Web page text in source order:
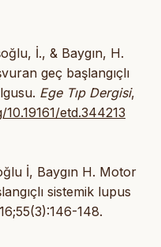
İ., & Baygın, H.
geç başlangıçlı
Ege Tıp Dergisi,
etd.344213
İ, Baygın H. Motor
sistemik lupus
148.